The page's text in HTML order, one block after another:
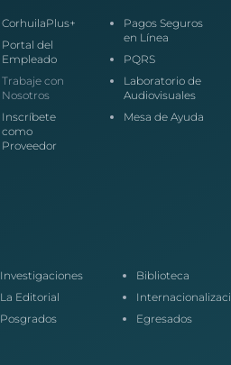
CorhuilaPlus+
Portal del
Empleado
Trabaje con
Nosotros
Inscríbete
como
Proveedor
Pagos Seguros
en Línea
PQRS
Laboratorio de
Audiovisuales
Mesa de Ayuda
Investigaciones
La Editorial
Posgrados
Biblioteca
Egresados